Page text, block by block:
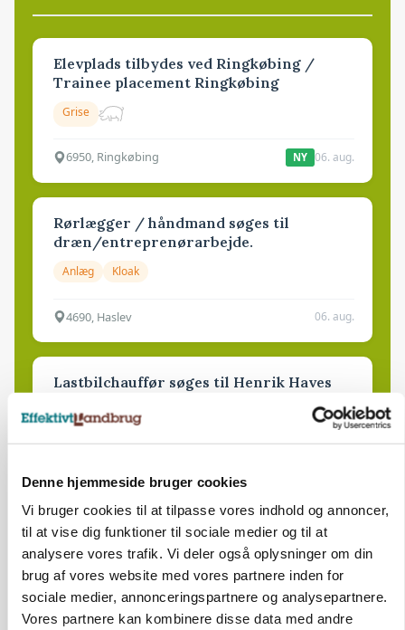
Denne hjemmeside bruger cookies
Vi bruger cookies til at tilpasse vores indhold og annoncer,
til at vise dig funktioner til sociale medier og til at
analysere vores trafik. Vi deler også oplysninger om din
brug af vores website med vores partnere inden for
sociale medier, annonceringspartnere og analysepartnere.
Vores partnere kan kombinere disse data med andre
Elevplads tilbydes ved Ringkøbing /
Trainee placement Ringkøbing
Grise
6950, Ringkøbing NY 06. aug.
Rørlægger / håndmand søges til
dræn/entreprenørarbejde.
Anlæg Kloak
4690, Haslev 06. aug.
Lastbilchauffør søges til Henrik Haves
Godstransport
4700, Næstved
Medarbejdere til griseproduktion
Grise